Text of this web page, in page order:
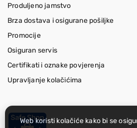
Produljeno jamstvo
Brza dostava i osigurane pošiljke
Promocije
Osiguran servis
Certifikati i oznake povjerenja
Upravljanje kolačićima
Web koristi kolačiće kako bi se